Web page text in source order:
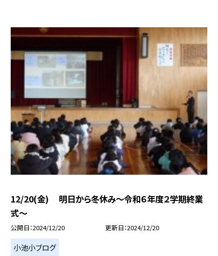
12/20(金) 明日から冬休み〜令和６年度２学期終業
式〜
公開日 2024/12/20 更新日 2024/12/20
小池小ブログ